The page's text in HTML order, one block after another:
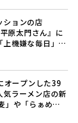
ションの店
原太門さん』に
機嫌な毎日」を
オープンした39
気ラーメン店の新
」や「らぁめん
さん♪